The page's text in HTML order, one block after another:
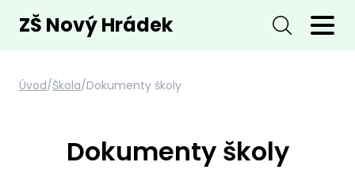
ZŠ Nový Hrádek
Úvod/Škola/Dokumenty školy
Dokumenty školy